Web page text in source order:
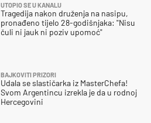
UTOPIO SE U KANALU
Tragedija nakon druženja na nasipu,
pronađeno tijelo 28-godišnjaka: "Nisu
čuli ni jauk ni poziv upomoć"
BAJKOVITI PRIZORI
Udala se slastičarka iz MasterChefa!
Svom Argentincu izrekla je da u rodnoj
Hercegovini